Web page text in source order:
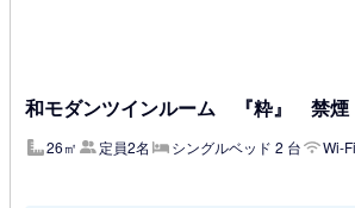
和モダンツインルーム 『粋』 禁煙
26㎡ 定員2名 シングルベッド 2 台
Wi-